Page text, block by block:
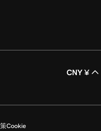
CNY ¥
Cookie